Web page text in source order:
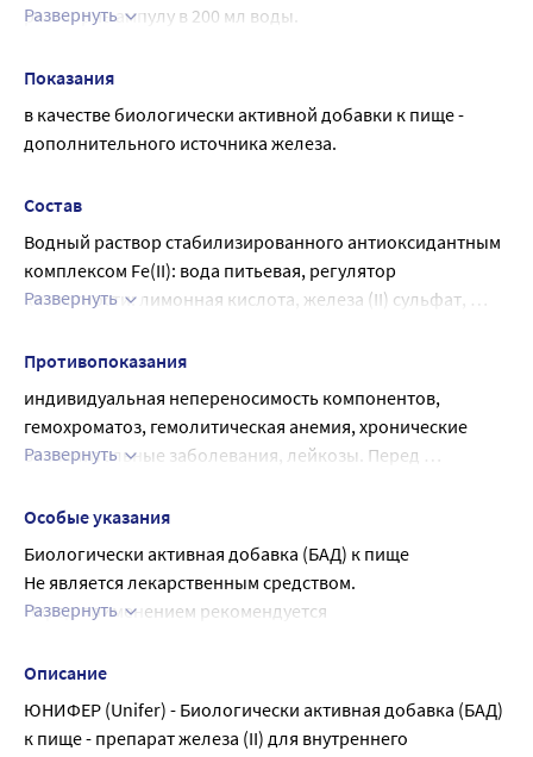
растворив ампулу в 200 мл воды.
Рекомендуемая продолжительность приема 1 месяц.
Развернуть
Показания
в качестве биологически активной добавки к пище -
дополнительного источника железа.
Состав
Водный раствор стабилизированного антиоксидантным
комплексом Fe(II): вода питьевая, регулятор
кислотности: лимонная кислота, железа (II) сульфат,
Развернуть
Противопоказания
индивидуальная непереносимость компонентов,
гемохроматоз, гемолитическая анемия, хронические
воспалительные заболевания, лейкозы. Перед
врачом.
Развернуть
Особые указания
Биологически активная добавка (БАД) к пище
Не является лекарственным средством.
Перед применением рекомендуется
Развернуть
Описание
ЮНИФЕР (Unifer) - Биологически активная добавка (БАД)
к пище - препарат железа (II) для внутреннего